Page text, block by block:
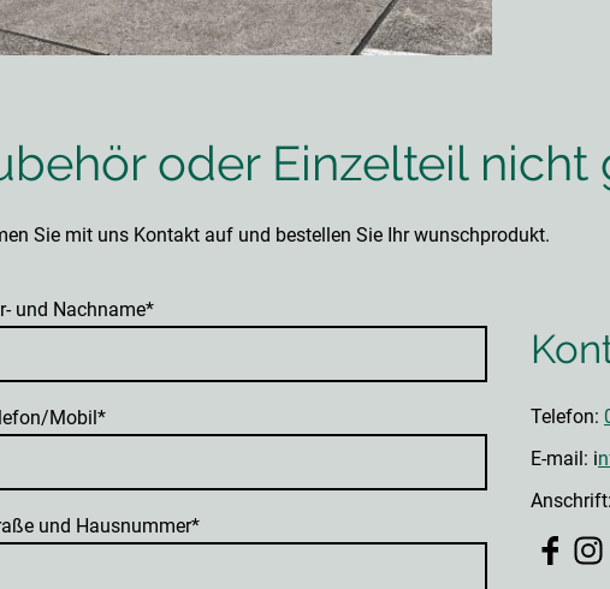
oder Einzelteil nicht
Sie mit uns Kontakt auf und bestellen Sie Ihr wunschprodukt.
und Nachname*
Mobil*
und Hausnummer*
Telefon:
E-mail: i